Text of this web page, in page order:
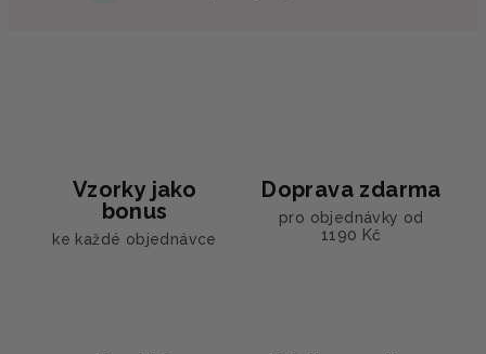
Vzorky jako
bonus
ke každé objednávce
Doprava zdarma
pro objednávky od
1190 Kč